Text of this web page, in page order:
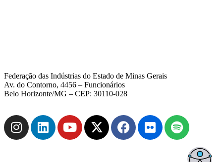
Federação das Indústrias do Estado de Minas Gerais
Av. do Contorno, 4456 – Funcionários
Belo Horizonte/MG – CEP: 30110-028